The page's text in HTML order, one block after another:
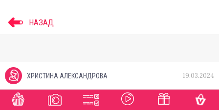
НАЗАД
ХРИСТИНА АЛЕКСАНДРОВА 19.03.2024